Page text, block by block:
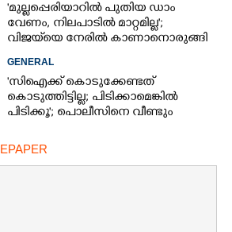
'മുല്ലപ്പെരിയാറിൽ പുതിയ ഡാം
വേണം, നിലപാടിൽ മാറ്റമില്ല';
വിജയ്‌യെ നേരിൽ കാണാനൊരുങ്ങി
GENERAL
'സിഐക്ക് കൊടുക്കേണ്ടത്
കൊടുത്തിട്ടില്ല; പിടിക്കാമെങ്കിൽ
പിടിക്കൂ'; പൊലീസിനെ വീണ്ടും
EPAPER